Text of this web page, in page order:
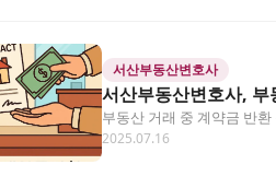
서산부동산변호사
서산부동산변호사,
부동산 거래 중 계약금 반
황은 누구에게나 큰 스트…
2025.07.16